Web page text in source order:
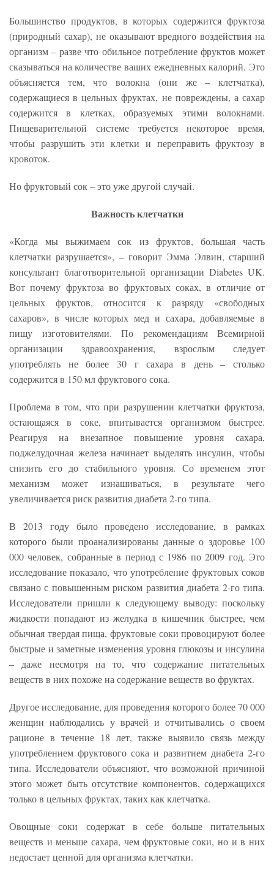
Большинство продуктов, в которых содержится фруктоза
(природный сахар), не оказывают вредного воздействия на
организм – разве что обильное потребление фруктов может
сказываться на количестве ваших ежедневных калорий. Это
объясняется тем, что волокна (они же – клетчатка),
содержащиеся в цельных фруктах, не повреждены, а сахар
содержится в клетках, образуемых этими волокнами.
Пищеварительной системе требуется некоторое время,
чтобы разрушить эти клетки и переправить фруктозу в
кровоток.
Но фруктовый сок – это уже другой случай.
Важность клетчатки
«Когда мы выжимаем сок из фруктов, большая часть
клетчатки разрушается», – говорит Эмма Элвин, старший
консультант благотворительной организации Diabetes UK.
Вот почему фруктоза во фруктовых соках, в отличие от
цельных фруктов, относится к разряду «свободных
сахаров», в числе которых мед и сахара, добавляемые в
пищу изготовителями. По рекомендациям Всемирной
организации здравоохранения, взрослым следует
употреблять не более 30 г сахара в день – столько
содержится в 150 мл фруктового сока.
Проблема в том, что при разрушении клетчатки фруктоза,
остающаяся в соке, впитывается организмом быстрее.
Реагируя на внезапное повышение уровня сахара,
поджелудочная железа начинает выделять инсулин, чтобы
снизить его до стабильного уровня. Со временем этот
механизм может изнашиваться, в результате чего
увеличивается риск развития диабета 2-го типа.
В 2013 году было проведено исследование, в рамках
которого были проанализированы данные о здоровье 100
000 человек, собранные в период с 1986 по 2009 год. Это
исследование показало, что употребление фруктовых соков
связано с повышенным риском развития диабета 2-го типа.
Исследователи пришли к следующему выводу: поскольку
жидкости попадают из желудка в кишечник быстрее, чем
обычная твердая пища, фруктовые соки провоцируют более
быстрые и заметные изменения уровня глюкозы и инсулина
– даже несмотря на то, что содержание питательных
веществ в них похоже на содержание веществ во фруктах.
Другое исследование, для проведения которого более 70 000
женщин наблюдались у врачей и отчитывались о своем
рационе в течение 18 лет, также выявило связь между
употреблением фруктового сока и развитием диабета 2-го
типа. Исследователи объясняют, что возможной причиной
этого может быть отсутствие компонентов, содержащихся
только в цельных фруктах, таких как клетчатка.
Овощные соки содержат в себе больше питательных
веществ и меньше сахара, чем фруктовые соки, но и в них
недостает ценной для организма клетчатки.